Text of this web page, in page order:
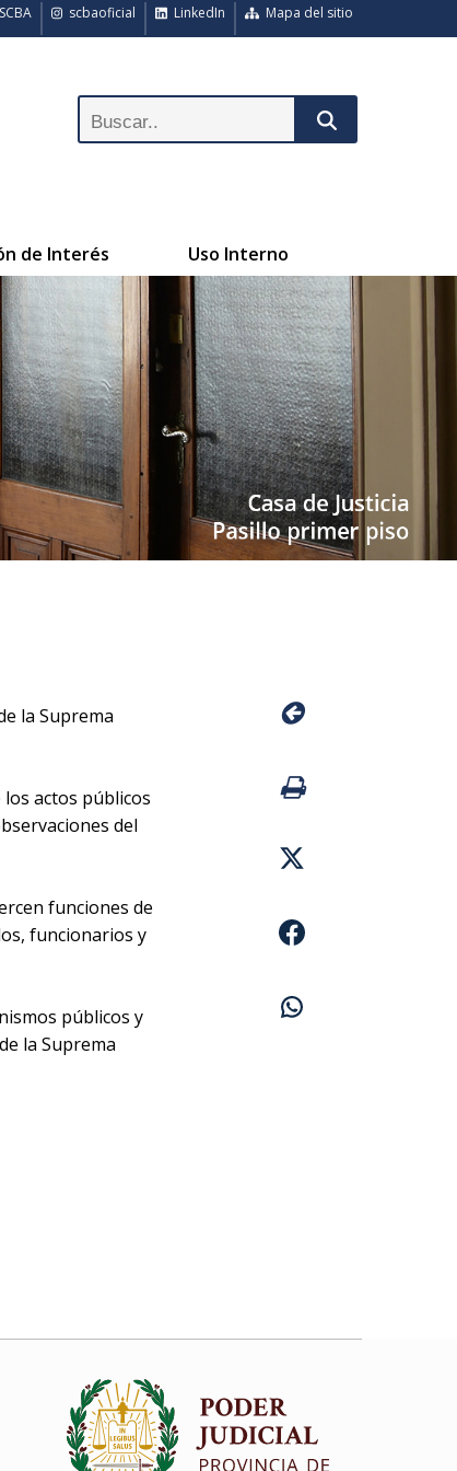
Mapa del sitio
LinkedIn
scbaoficial
de Interés Uso Interno
la Suprema
actos públicos
del
funciones de
funcionarios y
públicos y
la Suprema